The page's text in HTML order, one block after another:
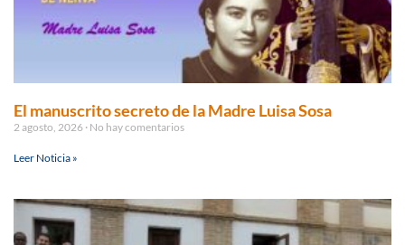
El manuscrito secreto de la Madre Luisa Sosa
2 agosto, 2026 No hay comentarios
Leer Noticia »